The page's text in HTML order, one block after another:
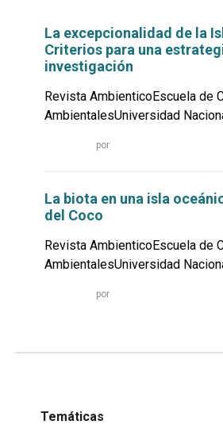
La excepcionalidad de la
Criterios para una
investigación
Revista AmbienticoEscuela de
AmbientalesUniversidad
por
La biota en una isla
del Coco
Revista AmbienticoEscuela de
AmbientalesUniversidad
por
Temáticas